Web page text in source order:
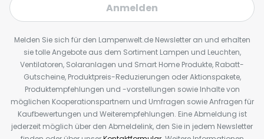
Anmelden
Melden Sie sich für den Lampenwelt.de Newsletter an und erhalten
sie tolle Angebote aus dem Sortiment Lampen und Leuchten,
Ventilatoren, Solaranlagen und Smart Home Produkte, Rabatt-
Gutscheine, Produktpreis-Reduzierungen oder Aktionspakete,
Produktempfehlungen und -vorstellungen sowie Inhalte von
möglichen Kooperationspartnern und Umfragen sowie Anfragen für
Kaufbewertungen und Weiterempfehlungen. Eine Abmeldung ist
jederzeit möglich über den Abmeldelink, den Sie in jedem Newsletter